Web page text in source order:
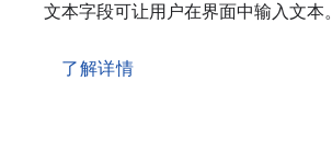
文本字段可让用户在界面中输入文本。
了解详情